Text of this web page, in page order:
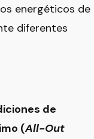
energéticos de
diferentes
de
(All-Out